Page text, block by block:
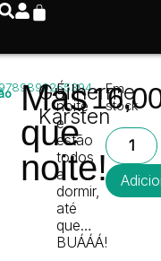
9789899265394
Mas
que
noite!
Guilherme
Karsten
É
noite
e
estão
todos
a
dormir,
até
que…
BUÁÁÁ!
Em
stock